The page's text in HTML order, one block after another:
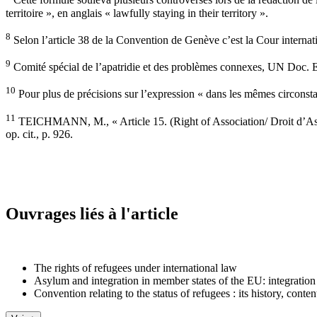
territoire », en anglais « lawfully staying in their territory ».
8 Selon l’article 38 de la Convention de Genève c’est la Cour
9 Comité spécial de l’apatridie et des problèmes connexes, UN
10 Pour plus de précisions sur l’expression « dans les mêmes
11 TEICHMANN, M., « Article 15. (Right of Association/ Droit
op. cit., p. 926.
Ouvrages liés à l'article
The rights of refugees under international law
Asylum and integration in member states of the EU:
Convention relating to the status of refugees : its history,